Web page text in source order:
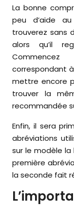
La bonne
peu d’aide
trouverez sans
alors qu’il
correspondant
mettre encore
trouver la
recommandée
Enfin, il sera
abréviations
sur le modèle la
première
la seconde fait